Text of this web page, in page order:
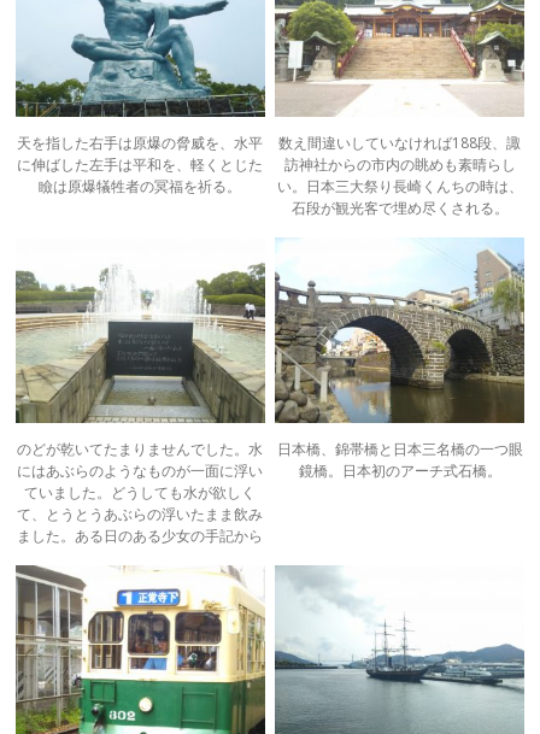
天を指した右手は原爆の脅威を、水平
に伸ばした左手は平和を、軽くとじた
瞼は原爆犠牲者の冥福を祈る。
数え間違いしていなければ188段、諏
訪神社からの市内の眺めも素晴らし
い。日本三大祭り長崎くんちの時は、
石段が観光客で埋め尽くされる。
のどが乾いてたまりませんでした。水
にはあぶらのようなものが一面に浮い
ていました。どうしても水が欲しく
て、とうとうあぶらの浮いたまま飲み
ました。ある日のある少女の手記から
日本橋、錦帯橋と日本三名橋の一つ眼
鏡橋。日本初のアーチ式石橋。